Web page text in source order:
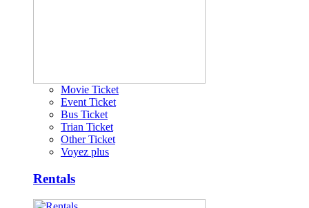
Movie Ticket
Event Ticket
Bus Ticket
Trian Ticket
Other Ticket
Voyez plus
Rentals